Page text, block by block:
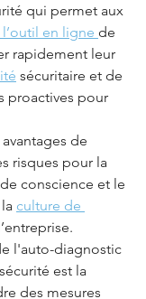
qui permet aux
l’outil en ligne de
rapidement leur
sécuritaire et de
proactives pour
de
risques pour la
conscience et le
culture de
l'auto-diagnostic
est la
des mesures